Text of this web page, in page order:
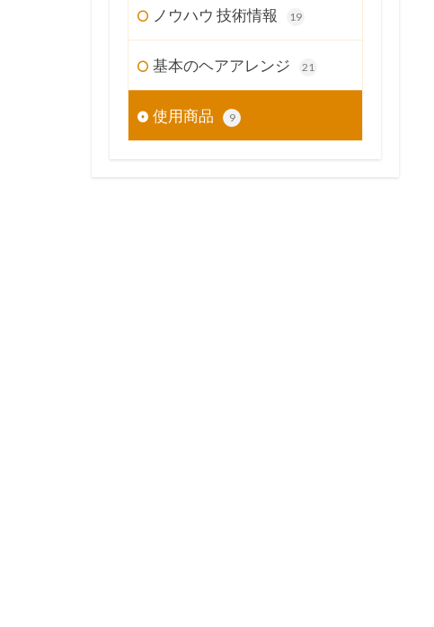
ノウハウ 技術情報 19
基本のヘアアレンジ 21
使用商品 9